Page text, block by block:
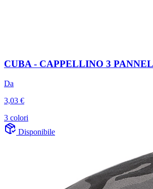
CUBA - CAPPELLINO 3
Da
3,03 €
3 colori
Disponibile